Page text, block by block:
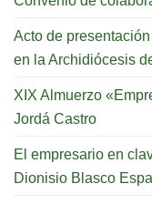
Acto de
en la Archidiócesis
XIX Almuerzo
Jordá Castro
El empresario en
Dionisio Blasco